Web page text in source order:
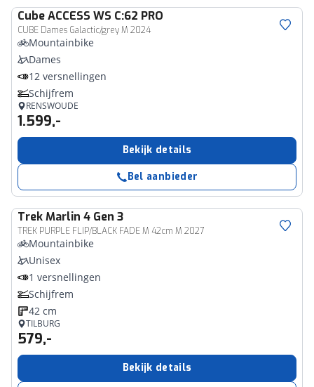
CubeACCESS WS C:62 PRO
CUBE Dames Galactic/grey M 2024
Mountainbike
Dames
12 versnellingen
Schijfrem
RENSWOUDE
1.599,-
Bekijk details
Bel aanbieder
TrekMarlin 4 Gen 3
TREK PURPLE FLIP/BLACK FADE M 42cm M 2027
Mountainbike
Unisex
1 versnellingen
Schijfrem
42 cm
TILBURG
579,-
Bekijk details